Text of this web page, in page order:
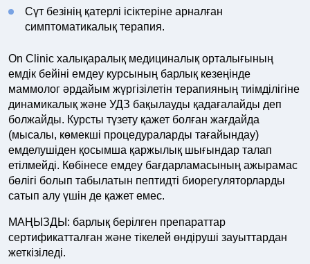
Сүт безінің қатерлі ісіктеріне арналған
симптоматикалық терапия.
On Clinic халықаралық медициналық орталығының
емдік бейіні емдеу курсының барлық кезеңінде
маммолог әрдайым жүргізілетін терапияның тиімділігіне
динамикалық және УДЗ бақылауды қадағалайды деп
болжайды. Курсты түзету қажет болған жағдайда
(мысалы, көмекші процедураларды тағайындау)
емделушіден қосымша қаржылық шығындар талап
етілмейді. Көбінесе емдеу бағдарламасының ажырамас
бөлігі болып табылатын пептидті биорегуляторларды
сатып алу үшін де қажет емес.
МАҢЫЗДЫ: барлық берілген препараттар
сертификатталған және тікелей өндіруші зауыттардан
жеткізіледі.